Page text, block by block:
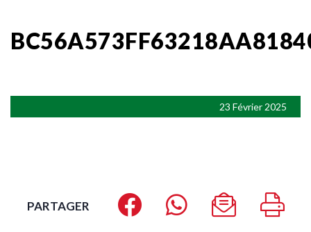
23 Février 2025
PARTAGER